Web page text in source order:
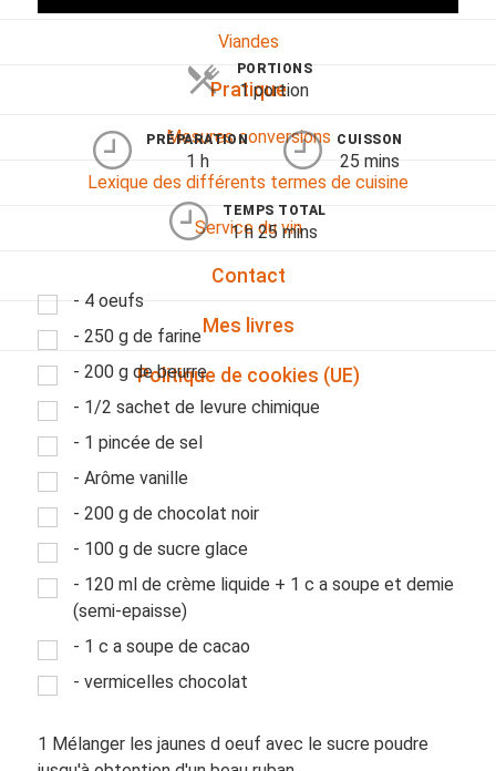
Viandes
Pratique
Mesures conversions
Lexique des différents termes de cuisine
Service du vin
Contact
Mes livres
Politique de cookies (UE)
PORTIONS
1 portion
PRÉPARATION
1 h
CUISSON
25 mins
TEMPS TOTAL
1 h 25 mins
- 4 oeufs
- 250 g de farine
- 200 g de beurre
- 1/2 sachet de levure chimique
- 1 pincée de sel
- Arôme vanille
- 200 g de chocolat noir
- 100 g de sucre glace
- 120 ml de crème liquide + 1 c a soupe et demie
(semi-epaisse)
- 1 c a soupe de cacao
- vermicelles chocolat
1 Mélanger les jaunes d oeuf avec le sucre poudre